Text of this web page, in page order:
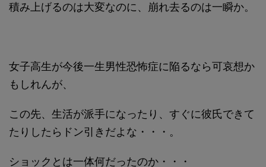
積み上げるのは大変なのに、崩れ去るのは一瞬か。
女子高生が今後一生男性恐怖症に陥るなら可哀想か
もしれんが、
この先、生活が派手になったり、すぐに彼氏できて
たりしたらドン引きだよな・・・。
ショックとは一体何だったのか・・・